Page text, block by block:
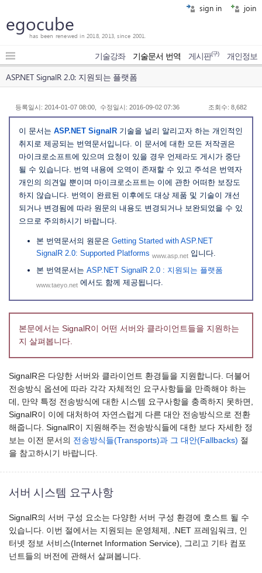
sign in join
egocube
has been renewed in 2018, 2013, since 2001.
기술강좌 기술문서 번역 게시판(구) 개인정보
ASP.NET SignalR 2.0: 지원되는 플랫폼
등록일시: 2014-01-07 08:00, 수정일시: 2016-09-02 07:36 조회수: 8,682
이 문서는 ASP.NET SignalR 기술을 널리 알리고자 하는 개인적인
취지로 제공되는 번역문서입니다. 이 문서에 대한 모든 저작권은
마이크로소프트에 있으며 요청이 있을 경우 언제라도 게시가 중단
될 수 있습니다. 번역 내용에 오역이 존재할 수 있고 주석은 번역자
개인의 의견일 뿐이며 마이크로소프트는 이에 관한 어떠한 보장도
하지 않습니다. 번역이 완료된 이후에도 대상 제품 및 기술이 개선
되거나 변경됨에 따라 원문의 내용도 변경되거나 보완되었을 수 있
으므로 주의하시기 바랍니다.
본 번역문서의 원문은 Getting Started with ASP.NET
SignalR 2.0: Supported Platforms www.asp.net 입니다.
본 번역문서는 ASP.NET SignalR 2.0 : 지원되는 플랫폼
www.taeyo.net 에서도 함께 제공됩니다.
본문에서는 SignalR이 어떤 서버와 클라이언트들을 지원하는
지 살펴봅니다.
SignalR은 다양한 서버와 클라이언트 환경들을 지원합니다. 더불어
전송방식 옵션에 따라 각각 자체적인 요구사항들을 만족해야 하는
데, 만약 특정 전송방식에 대한 시스템 요구사항을 충족하지 못하면,
SignalR이 이에 대처하여 자연스럽게 다른 대안 전송방식으로 전환
해줍니다. SignalR이 지원해주는 전송방식들에 대한 보다 자세한 정
보는 이전 문서의 전송방식들(Transports)과 그 대안(Fallbacks) 절
을 참고하시기 바랍니다.
서버 시스템 요구사항
SignalR의 서버 구성 요소는 다양한 서버 구성 환경에 호스트 될 수
있습니다. 이번 절에서는 지원되는 운영체제, .NET 프레임워크, 인
터넷 정보 서비스(Internet Information Service), 그리고 기타 컴포
넌트들의 버전에 관해서 살펴봅니다.